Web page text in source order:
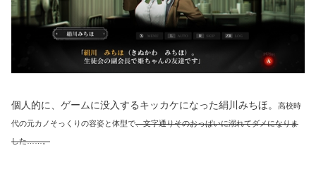
個人的に、ゲームに没入するキッカケになった絹川みちほ。 高校時
代の元カノそっくりの容姿と体型で、文字通りそのおっぱいに溺れてダメになりま
した……。